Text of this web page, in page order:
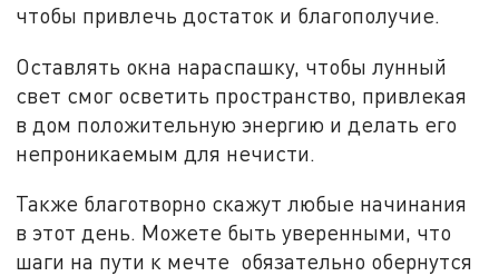
чтобы привлечь достаток и благополучие.
Оставлять окна нараспашку, чтобы лунный
свет смог осветить пространство, привлекая
в дом положительную энергию и делать его
непроникаемым для нечисти.
Также благотворно скажут любые начинания
в этот день. Можете быть уверенными, что
шаги на пути к мечте обязательно обернутся